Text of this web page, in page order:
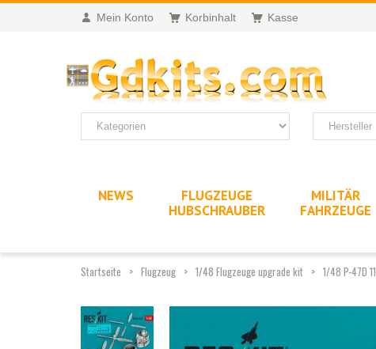
Mein Konto Korbinhalt Kasse
NEWS
FLUGZEUGE
HUBSCHRAUBER
MILITÄR
FAHRZEUGE
Startseite Flugzeug 1/48 Flugzeuge upgrade kit 1/48 P-47D